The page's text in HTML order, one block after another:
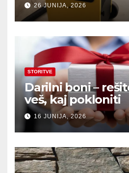
26 JUNIJA, 2026
STORITVE
Darilni boni – rešitev, ko ne
veš, kaj pokloniti
16 JUNIJA, 2026